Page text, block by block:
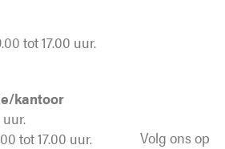
tot 17.00 uur.
kantoor
tot 17.00 uur.
Volg ons op